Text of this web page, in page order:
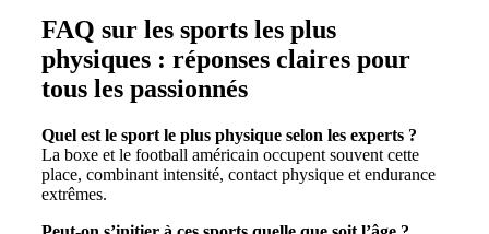
FAQ sur les sports les plus
physiques : réponses claires pour
tous les passionnés
Quel est le sport le plus physique selon les experts ?
La boxe et le football américain occupent souvent cette
place, combinant intensité, contact physique et endurance
extrêmes.